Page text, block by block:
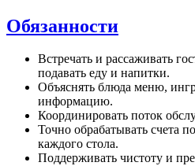
Обязанности
Встречать и рассаживать
подавать еду и напитки.
Объяснять блюда меню,
информацию.
Координировать поток
Точно обрабатывать счета
каждого стола.
Поддерживать чистоту и